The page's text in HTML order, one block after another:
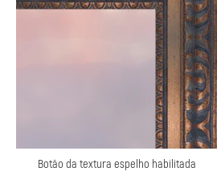
Botão da textura espelho habilitada